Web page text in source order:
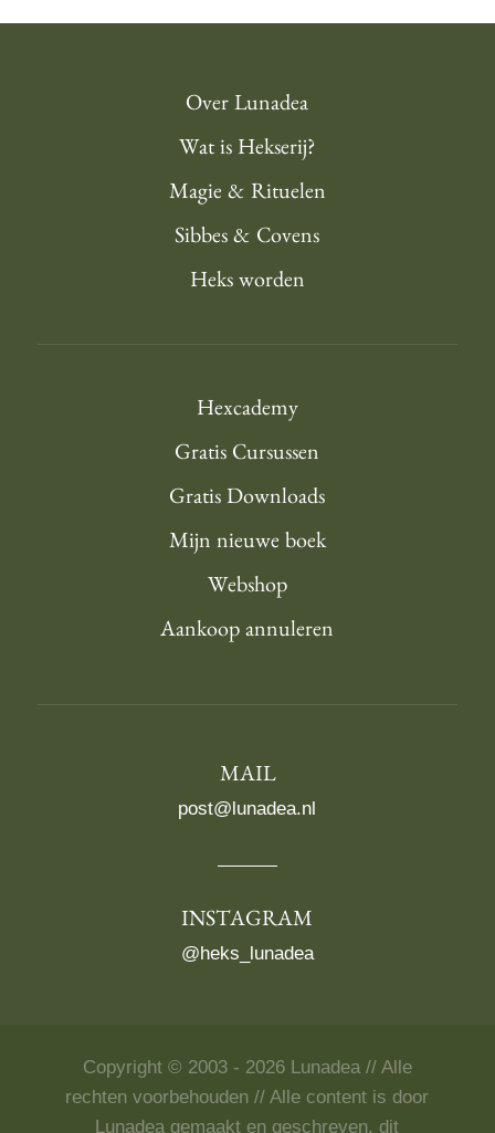
Over Lunadea
Wat is Hekserij?
Magie & Rituelen
Sibbes & Covens
Heks worden
Hexcademy
Gratis Cursussen
Gratis Downloads
Mijn nieuwe boek
Webshop
Aankoop annuleren
MAIL
post@lunadea.nl
INSTAGRAM
@heks_lunadea
Copyright © 2003 - 2026 Lunadea // Alle
rechten voorbehouden // Alle content is door
Lunadea gemaakt en geschreven, dit